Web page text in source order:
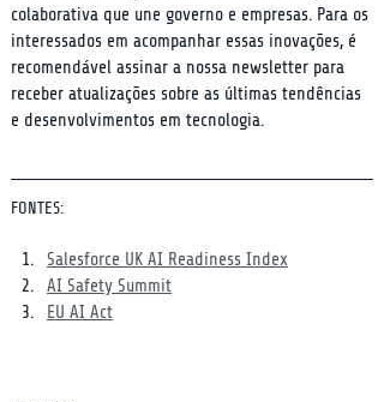
colaborativa que une governo e empresas. Para os
interessados em acompanhar essas inovações, é
recomendável assinar a nossa newsletter para
receber atualizações sobre as últimas tendências
e desenvolvimentos em tecnologia.
FONTES:
Salesforce UK AI Readiness Index
AI Safety Summit
EU AI Act